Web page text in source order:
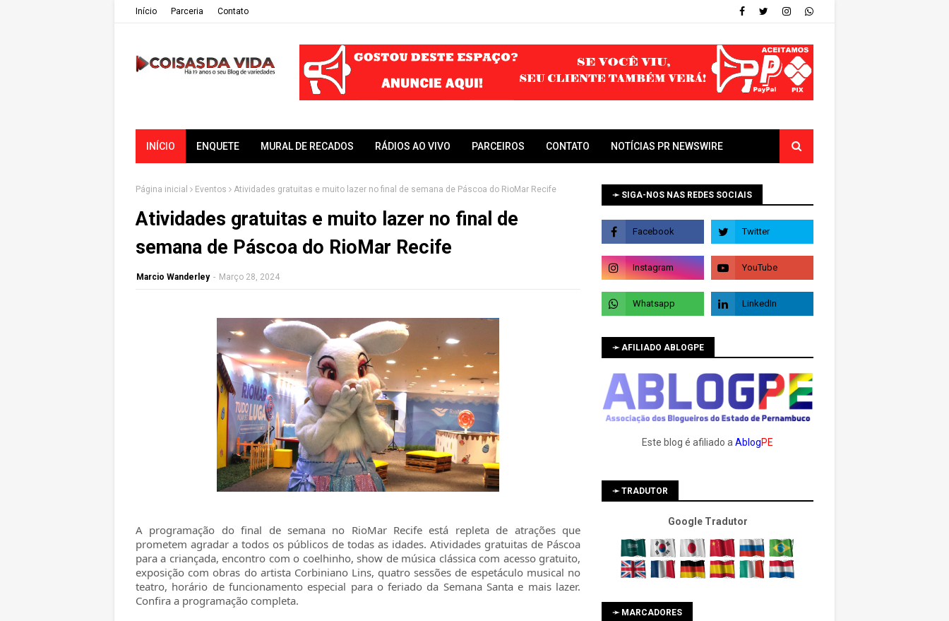
Iní­cio Parceria Contato
INÍCIO ENQUETE MURAL DE RECADOS RÁDIOS AO VIVO PARCEIROS CONTATO NOTÍCIAS PR NEWSWIRE
Página inicial Eventos Atividades gratuitas e muito lazer no final de semana de Páscoa do RioMar Recife
Atividades gratuitas e muito lazer no final de
semana de Páscoa do RioMar Recife
Marcio Wanderley - Março 28, 2024
A programação do final de semana no RioMar Recife está repleta de atrações que
prometem agradar a todos os públicos de todas as idades. Atividades gratuitas de Páscoa
para a criançada, encontro com o coelhinho, show de música clássica com acesso gratuito,
exposição com obras do artista Corbiniano Lins, quatro sessões de espetáculo musical no
teatro, horário de funcionamento especial para o feriado da Semana Santa e mais lazer.
Confira a programação completa.
➛ SIGA-NOS NAS REDES SOCIAIS
➛ AFILIADO ABLOGPE
Este blog é afiliado a AblogPE
➛ TRADUTOR
Google Tradutor
➛ MARCADORES